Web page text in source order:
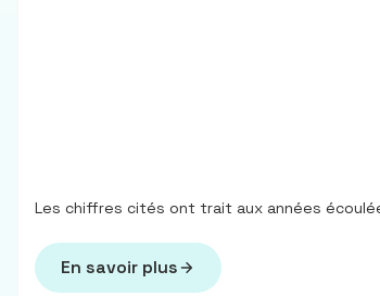
Les chiffres cités ont trait aux années
En savoir plus